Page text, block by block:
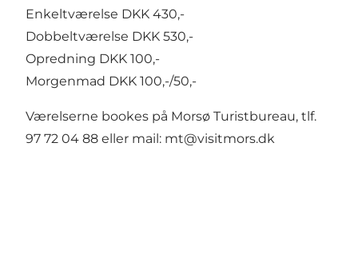
Enkeltværelse DKK 430,-
Dobbeltværelse DKK 530,-
Opredning DKK 100,-
Morgenmad DKK 100,-/50,-
Værelserne bookes på Morsø Turistbureau, tlf.
97 72 04 88 eller mail: mt@visitmors.dk